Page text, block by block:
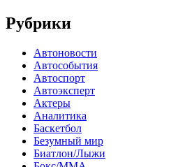
Рубрики
Автоновости
Автособытия
Автоспорт
Автоэксперт
Актеры
Аналитика
Баскетбол
Безумный мир
Биатлон/Лыжи